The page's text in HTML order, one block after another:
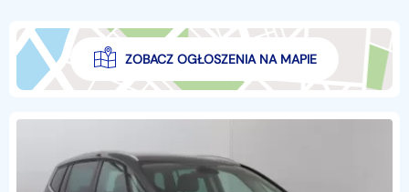
ZOBACZ OGŁOSZENIA NA MAPIE